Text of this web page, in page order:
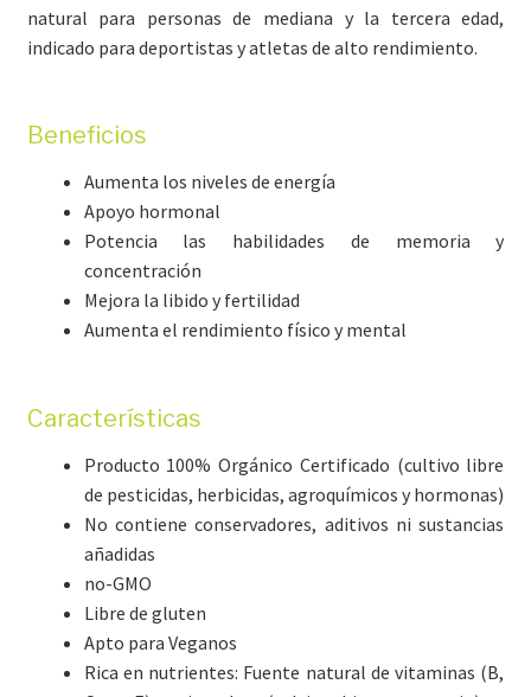
natural para personas de mediana y la tercera edad,
indicado para deportistas y atletas de alto rendimiento.
Beneficios
Aumenta los niveles de energía
Apoyo hormonal
Potencia las habilidades de memoria y
concentración
Mejora la libido y fertilidad
Aumenta el rendimiento físico y mental
Características
Producto 100% Orgánico Certificado (cultivo libre
de pesticidas, herbicidas, agroquímicos y hormonas)
No contiene conservadores, aditivos ni sustancias
añadidas
no-GMO
Libre de gluten
Apto para Veganos
Rica en nutrientes: Fuente natural de vitaminas (B,